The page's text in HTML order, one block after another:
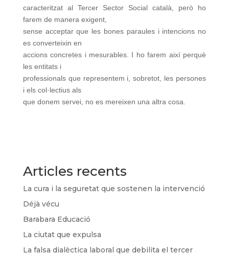
caracteritzat al Tercer Sector Social català, però ho
farem de manera exigent,
sense acceptar que les bones paraules i intencions no
es converteixin en
accions concretes i mesurables. I ho farem així perquè
les entitats i
professionals que representem i, sobretot, les persones
i els col·lectius als
que donem servei, no es mereixen una altra cosa.
Articles recents
La cura i la seguretat que sostenen la intervenció
Déjà vécu
Barabara Educació
La ciutat que expulsa
La falsa dialèctica laboral que debilita el tercer